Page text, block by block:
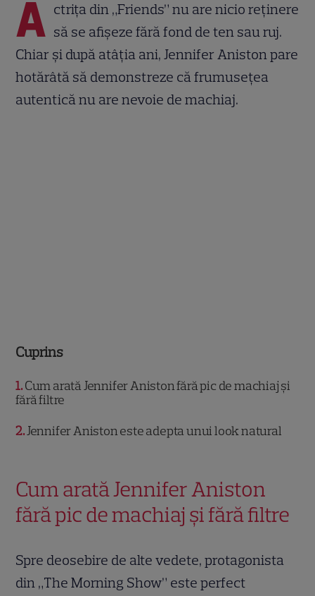
A ctrița din „Friends” nu are nicio reținere
să se afișeze fără fond de ten sau ruj.
Chiar și după atâția ani, Jennifer Aniston pare
hotărâtă să demonstreze că frumusețea
autentică nu are nevoie de machiaj.
Cuprins
1 Cum arată Jennifer Aniston fără pic de machiaj și
fără filtre
2 Jennifer Aniston este adepta unui look natural
Cum arată Jennifer Aniston
fără pic de machiaj și fără filtre
Spre deosebire de alte vedete, protagonista
din „The Morning Show” este perfect